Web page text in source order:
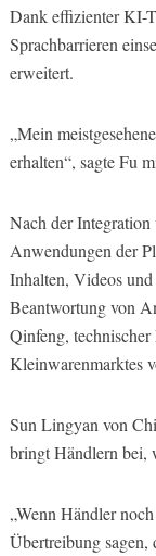
Dank effizienter KI-
Sprachbarrieren
erweitert.
„Mein
erhalten“, sagte Fu
Nach der Integration
Anwendungen der
Inhalten, Videos
Beantwortung von
Qinfeng,
Kleinwarenmarktes
Sun Lingyan von
bringt Händlern bei,
„Wenn Händler
Übertreibung sagen,